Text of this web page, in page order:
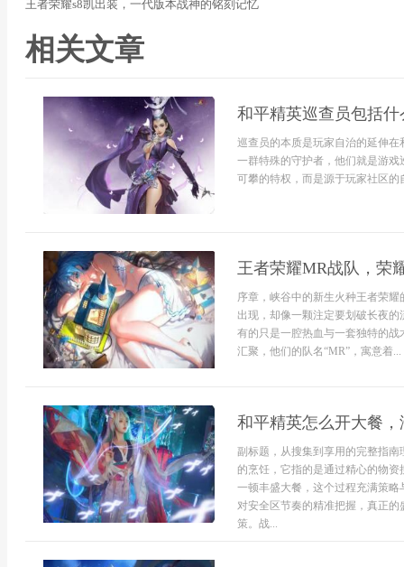
王者荣耀s8凯出装，一代版本战神的铭刻记忆
相关文章
和平精英巡查员包括
巡查员的本质是玩家自治的延伸
一群特殊的守护者，他们就是游
可攀的特权，而是源于玩家社区
王者荣耀MR战队，荣
序章，峡谷中的新生火种王者荣
出现，却像一颗注定要划破长夜
有的只是一腔热血与一套独特的
汇聚，他们的队名“MR”，寓意着...
和平精英怎么开大餐
副标题，从搜集到享用的完整指
的烹饪，它指的是通过精心的物
一顿丰盛大餐，这个过程充满策
对安全区节奏的精准把握，真正
策。战...